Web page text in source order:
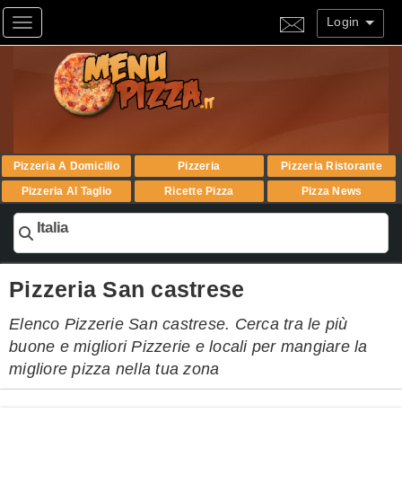
Toggle navigation Login
Pizzeria A Domicilio Pizzeria
Pizzeria Ristorante
Pizzeria Al Taglio
Ricette Pizza Pizza News
Italia
Pizzeria San castrese
Elenco Pizzerie San castrese. Cerca tra le più
buone e migliori Pizzerie e locali per mangiare la
migliore pizza nella tua zona